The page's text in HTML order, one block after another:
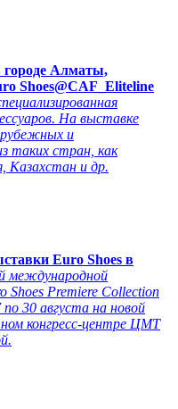
городе Алматы,
Shoes@CAF_Eliteline
На выставке
и
таких стран, как
Казахстан и др.
Euro Shoes в
международной
Shoes Premiere Collection
30 августа на новой
конгресс-центре ЦМТ